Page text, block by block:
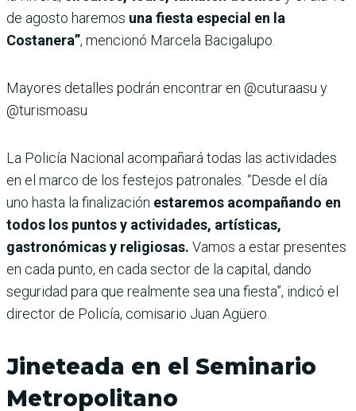
de agosto haremos una fiesta especial en la
Costanera”, mencionó Marcela Bacigalupo.
Mayores detalles podrán encontrar en @cuturaasu y
@turismoasu
La Policía Nacional acompañará todas las actividades
en el marco de los festejos patronales. “Desde el día
uno hasta la finalización estaremos acompañando en
todos los puntos y actividades, artísticas,
gastronómicas y religiosas. Vamos a estar presentes
en cada punto, en cada sector de la capital, dando
seguridad para que realmente sea una fiesta”, indicó el
director de Policía, comisario Juan Agüero.
Jineteada en el Seminario
Metropolitano